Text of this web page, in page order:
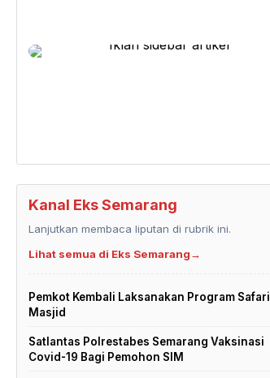
Kanal Eks Semarang
Lanjutkan membaca liputan di rubrik ini.
Lihat semua di Eks Semarang→
Pemkot Kembali Laksanakan Program Safari
Masjid
Satlantas Polrestabes Semarang Vaksinasi
Covid-19 Bagi Pemohon SIM